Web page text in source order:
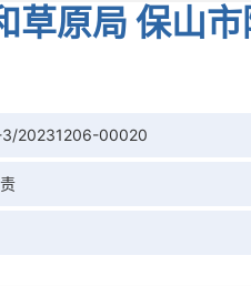
草原局 保山
20231206-00020